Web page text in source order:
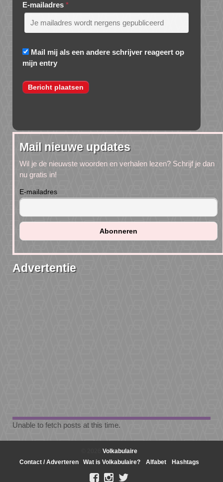
E-mailadres *
Mail mij als een andere schrijver reageert op
mijn entry
Mail nieuwe updates
Wil je de nieuwste woorden en verhalen lezen? Schrijf je dan
nu gratis in!
E-mailadres
Advertentie
Unable to fetch posts at this time.
Volkabulaire
Contact / Adverteren
Wat is Volkabulaire? Alfabet Hashtags